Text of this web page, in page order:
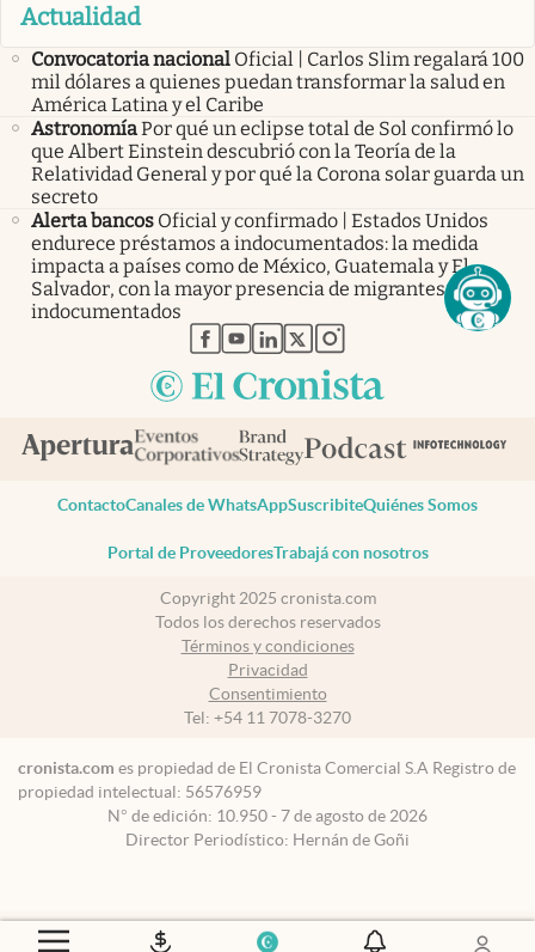
Actualidad
Convocatoria nacional Oficial | Carlos Slim regalará 100
mil dólares a quienes puedan transformar la salud en
América Latina y el Caribe
AstronomíaPor qué un eclipse total de Sol confirmó lo
que Albert Einstein descubrió con la Teoría de la
Relatividad General y por qué la Corona solar guarda un
secreto
Alerta bancos Oficial y confirmado | Estados Unidos
endurece préstamos a indocumentados: la medida
impacta a países como de México, Guatemala y El
Salvador, con la mayor presencia de migrantes
indocumentados
abre en nueva pestaña
abre en nueva pestaña
abre en nueva pestaña
abre en nueva pestaña
abre en nueva pestaña
ContactoCanales de WhatsAppSuscribiteQuiénes Somos
Portal de ProveedoresTrabajá con nosotros
Copyright 2025 cronista.com
Todos los derechos reservados
Términos y condiciones
Privacidad
Consentimiento
Tel: +54 11 7078-3270
cronista.com es propiedad de El Cronista Comercial S.A Registro de
propiedad intelectual: 56576959
N° de edición: 10.950 - 7 de agosto de 2026
Director Periodístico: Hernán de Goñi